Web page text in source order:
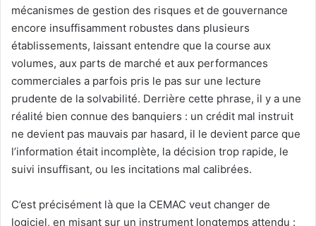
mécanismes de gestion des risques et de gouvernance
encore insuffisamment robustes dans plusieurs
établissements, laissant entendre que la course aux
volumes, aux parts de marché et aux performances
commerciales a parfois pris le pas sur une lecture
prudente de la solvabilité. Derrière cette phrase, il y a une
réalité bien connue des banquiers : un crédit mal instruit
ne devient pas mauvais par hasard, il le devient parce que
l’information était incomplète, la décision trop rapide, le
suivi insuffisant, ou les incitations mal calibrées.
C’est précisément là que la CEMAC veut changer de
logiciel, en misant sur un instrument longtemps attendu :